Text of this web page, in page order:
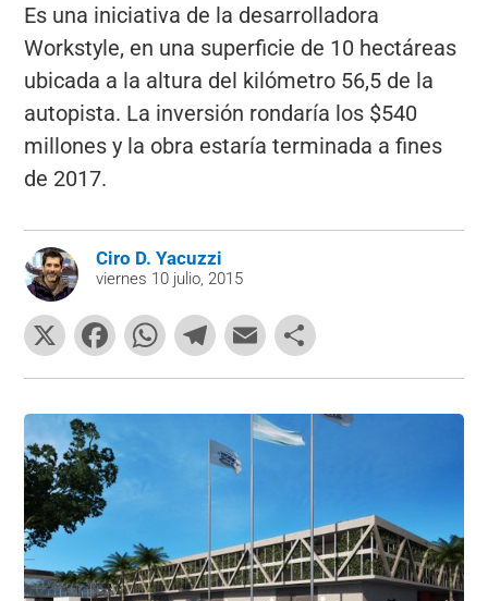
Es una iniciativa de la desarrolladora
Workstyle, en una superficie de 10 hectáreas
ubicada a la altura del kilómetro 56,5 de la
autopista. La inversión rondaría los $540
millones y la obra estaría terminada a fines
de 2017.
Ciro D. Yacuzzi
viernes 10 julio, 2015
X
F
a
c
b
o
o
k
W
h
at
p
T
el
e
gr
a
m
E
m
ai
l
o
m
p
tir